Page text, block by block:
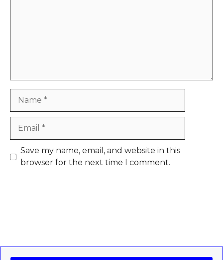
Save my name, email, and website in this
browser for the next time I comment.